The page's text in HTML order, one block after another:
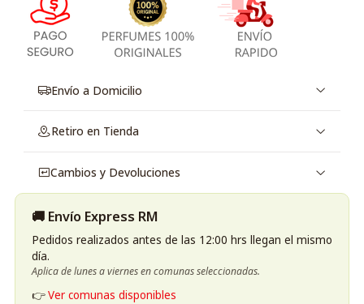
Notas de fondo: vainilla, almizcle blanco
Envío a Domicilio
Retiro en Tienda
Cambios y Devoluciones
🚚 Envío Express RM
Pedidos realizados antes de las 12:00 hrs llegan el mismo
día.
Aplica de lunes a viernes en comunas seleccionadas.
👉Ver comunas disponibles